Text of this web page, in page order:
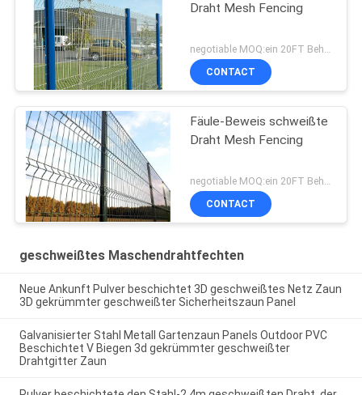
Draht Mesh Fencing
CONTACT
Fäule-Beweis schweißte
Draht Mesh Fencing
CONTACT
geschweißtes Maschendrahtfechten
Neue Ankunft Pulver beschichtet 3D geschweißtes Netz Zaun
3D gekrümmter geschweißter Sicherheitszaun Panel
Galvanisierter Stahl Metall Gartenzaun Panels Outdoor PVC
Beschichtet V Biegen 3d gekrümmter geschweißter
Drahtgitter Zaun